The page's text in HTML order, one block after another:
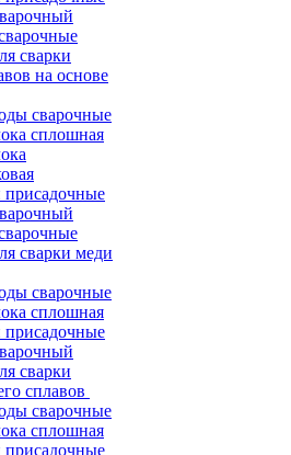
сварки
на основе
сварочные
сплошная
сварки меди
сварочные
сплошная
сварки
сплавов
сварочные
сплошная